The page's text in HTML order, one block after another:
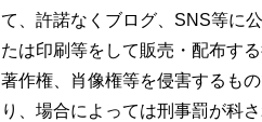
て、許諾なくブログ、SNS等に
たは印刷等をして販売・配布す
著作権、肖像権等を侵害するも
り、場合によっては刑事罰が科